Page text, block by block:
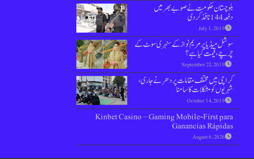
بلوچستان حکومت نے صوبے بھر میں
دفعہ 144 نافذ کردی
July 1, 2019
سوشل میڈیا پر مریم نواز کے سنہری سوٹ کے
چرچے، قیمت کیا ہے؟
September 22, 2019
کراچی میں مختلف مقامات پر دھرنے جاری،
شہریوں کو مشکلات کا سامنا
October 14, 2019
Kinbet Casino – Gaming Mobile‑First para
Ganancias Rápidas
August 6, 2026